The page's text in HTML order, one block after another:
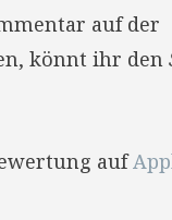
auf der
könnt ihr den
auf